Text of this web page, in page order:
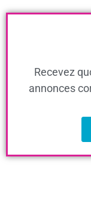
Recevez
annonces